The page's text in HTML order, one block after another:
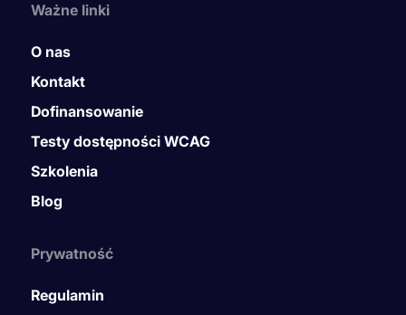
Ważne linki
O nas
Kontakt
Dofinansowanie
Testy dostępności WCAG
Szkolenia
Blog
Prywatność
Regulamin